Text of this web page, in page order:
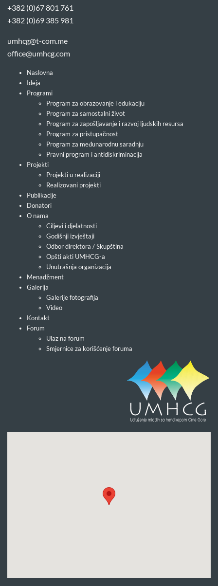
+382 (0)67 801 761
+382 (0)69 385 981
umhcg@t-com.me
office@umhcg.com
Naslovna
Ideja
Programi
Program za obrazovanje i edukaciju
Program za samostalni život
Program za zapošljavanje i razvoj ljudskih resursa
Program za pristupačnost
Program za međunarodnu saradnju
Pravni program i antidiskriminacija
Projekti
Projekti u realizaciji
Realizovani projekti
Publikacije
Donatori
O nama
Ciljevi i djelatnosti
Godišnji izvještaji
Odbor direktora / Skupština
Opšti akti UMHCG-a
Unutrašnja organizacija
Menadžment
Galerija
Galerije fotografija
Video
Kontakt
Forum
Ulaz na forum
Smjernice za korišćenje foruma